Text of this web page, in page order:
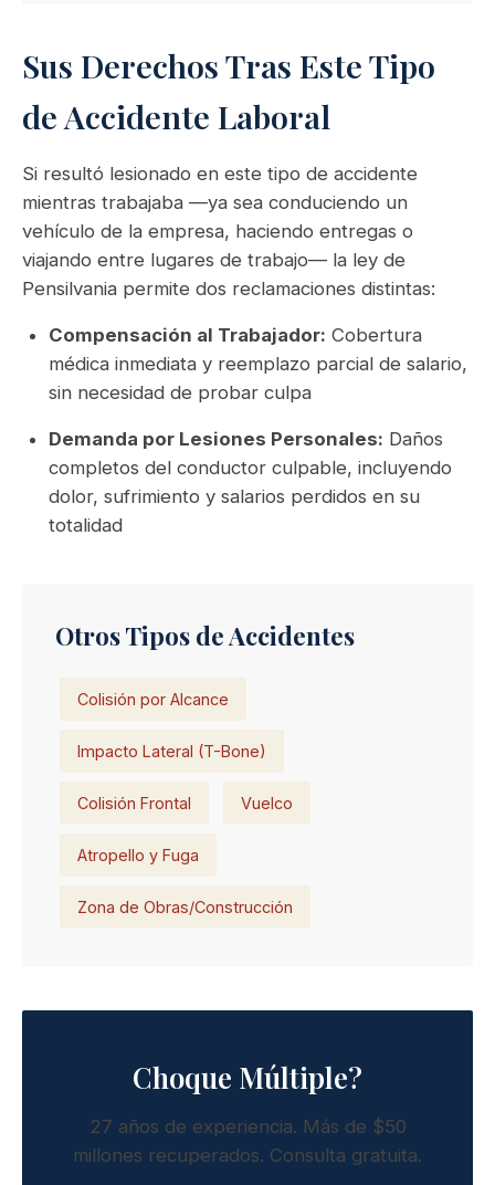
Sus Derechos Tras Este Tipo
de Accidente Laboral
Si resultó lesionado en este tipo de accidente
mientras trabajaba —ya sea conduciendo un
vehículo de la empresa, haciendo entregas o
viajando entre lugares de trabajo— la ley de
Pensilvania permite dos reclamaciones distintas:
Compensación al Trabajador: Cobertura
médica inmediata y reemplazo parcial de salario,
sin necesidad de probar culpa
Demanda por Lesiones Personales: Daños
completos del conductor culpable, incluyendo
dolor, sufrimiento y salarios perdidos en su
totalidad
Otros Tipos de Accidentes
Colisión por Alcance
Impacto Lateral (T-Bone)
Colisión Frontal Vuelco
Atropello y Fuga
Zona de Obras/Construcción
Choque Múltiple?
27 años de experiencia. Más de $50
millones recuperados. Consulta gratuita.